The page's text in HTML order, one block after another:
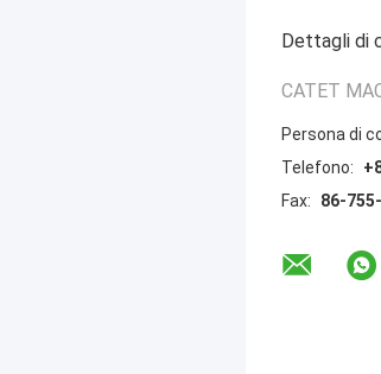
Dettagli di
CATET
Persona di
Telefono:
Fax:
86-